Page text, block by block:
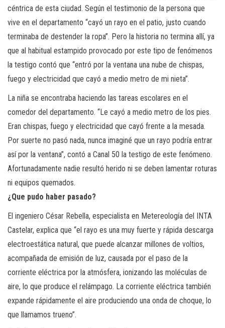
céntrica de esta ciudad. Según el testimonio de la persona que
vive en el departamento “cayó un rayo en el patio, justo cuando
terminaba de destender la ropa”. Pero la historia no termina allí, ya
que al habitual estampido provocado por este tipo de fenómenos
la testigo contó que “entró por la ventana una nube de chispas,
fuego y electricidad que cayó a medio metro de mi nieta”.
La niña se encontraba haciendo las tareas escolares en el
comedor del departamento. “Le cayó a medio metro de los pies.
Eran chispas, fuego y electricidad que cayó frente a la mesada.
Por suerte no pasó nada, nunca imaginé que un rayo podría entrar
así por la ventana”, contó a Canal 50 la testigo de este fenómeno.
Afortunadamente nadie resultó herido ni se deben lamentar roturas
ni equipos quemados.
¿Que pudo haber pasado?
El ingeniero César Rebella, especialista en Metereología del INTA
Castelar, explica que “el rayo es una muy fuerte y rápida descarga
electroestática natural, que puede alcanzar millones de voltios,
acompañada de emisión de luz, causada por el paso de la
corriente eléctrica por la atmósfera, ionizando las moléculas de
aire, lo que produce el relámpago. La corriente eléctrica también
expande rápidamente el aire produciendo una onda de choque, lo
que llamamos trueno”.